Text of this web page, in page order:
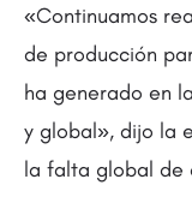
«Continuamos
de producción
ha generado en
y global», dijo la
la falta global de